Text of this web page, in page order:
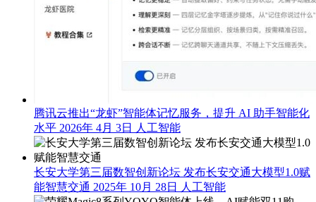
腾讯云推出“龙虾”智能体记忆服务，提升 AI 助手智能化
水平 2026年 4月 3日 人工智能
长安大学第三届数智创新论坛 发布长安交通大模型1.0赋
能智慧交通 2025年 10月 28日 人工智能